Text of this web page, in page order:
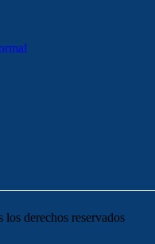
derechos reservados